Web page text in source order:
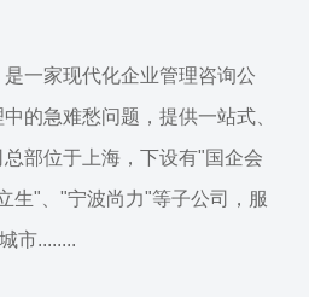
一家现代化企业管理咨询公
的急难愁问题，提供一站式、
部位于上海，下设有"国企会
生"、"宁波尚力"等子公司，服
市........